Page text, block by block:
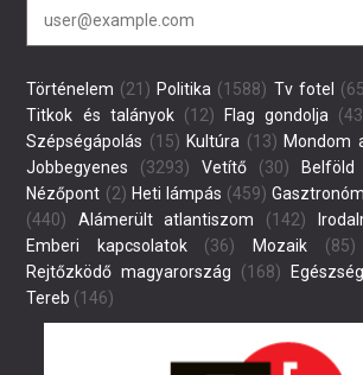
Történelem (21) Politika (1588) Tv fotel
Titkok és talányok(12) Flag gondolja
Szépségápolás (15) Kultúra (13) Mondom
Jobbegyenes (3293) Vetítő (30) Belföld
Nézőpont (2) Heti lámpás (459)
(440)
Alámerült atlantiszom (142)
Emberi kapcsolatok(36) Mozaik (85)
Rejtőzködő magyarország (168) Egészség
Tereb (146)